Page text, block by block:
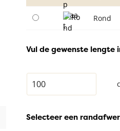
Rond
Vul de gewenste lengte
Selecteer een